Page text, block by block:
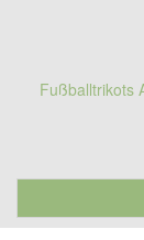
Fußballtrikots